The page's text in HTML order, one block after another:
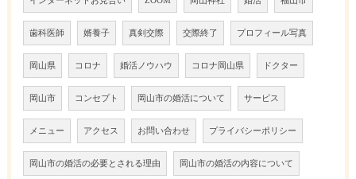
歯科医師 婿養子 真剣交際 交際終了 プロフィール写真
岡山県 コロナ 婚活ノウハウ コロナ岡山県 ドクター
岡山市 コンセプト 岡山市の婚活について サービス
メニュー アクセス お問い合わせ プライバシーポリシー
岡山市の婚活の必要とされる理由 岡山市の婚活の内容について